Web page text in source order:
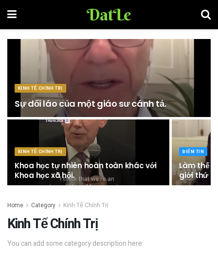
DatLe
KINH TẾ CHÍNH TRỊ
Sự dối láo của một giáo sư cánh tả.
KINH TẾ CHÍNH TRỊ
Khoa học tự nhiên hoàn toàn khác với
Khoa học xã hội.
ĐIỂM TIN
Làm thế
giới thứ
Home Category Kinh Tế Chính Trị
Kinh Tế Chính Trị
You can add some category description here.